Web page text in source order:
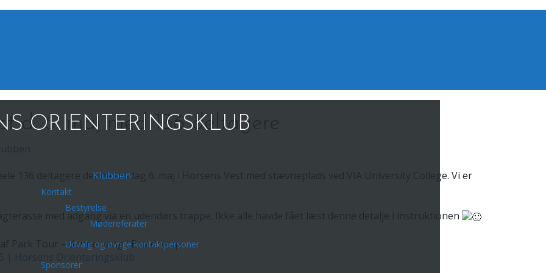
ORIENTERINGSKLUB
Klubben
Kontakt
Bestyrelse
Mødereferater
Udvalg og øvrige kontaktpersoner
Sponsorer
d. 6. maj med 136 deltagere
136 deltagere denne tirsdag 6. maj i Horsens Vest med stævneplads ved VIA University College. Vi er
med adgang via en udendørs trappe. Ikke alle havde fået læst denne detalje i instruktionen
af Park Tour – denne gang i Brædstrup.